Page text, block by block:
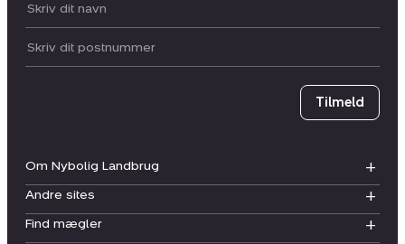
Om Nybolig Landbrug
Andre sites
Find mægler
Dit navn:
Postnummer
Tilmeld